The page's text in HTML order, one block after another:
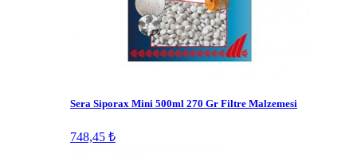
Sera Siporax Mini 500ml 270 Gr Filtre Malzemesi
748,45 ₺